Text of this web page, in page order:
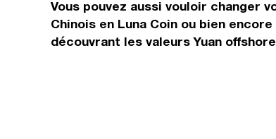
Vous pouvez aussi vouloir changer
Chinois en Luna Coin ou bien
découvrant les valeurs Yuan